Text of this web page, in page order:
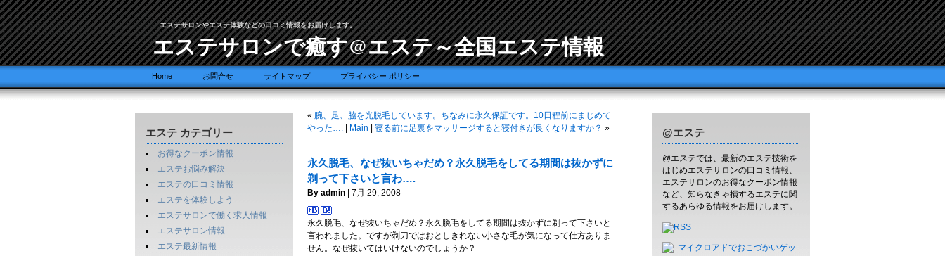
エステサロンやエステ体験などの口コミ情報をお届けします。
エステサロンで癒す@エステ～全国エステ情報
Home お問合せ サイトマップ プライバシー ポリシー
エステ カテゴリー
お得なクーポン情報
エステお悩み解決
エステの口コミ情報
エステを体験しよう
エステサロンで働く求人情報
エステサロン情報
エステ最新情報
@エステ
@エステでは、最新のエステ技術を
はじめエステサロンの口コミ情報、
エステサロンのお得なクーポン情報
など、知らなきゃ損するエステに関
するあらゆる情報をお届けします。
« 腕、足、脇を光脱毛しています。ちなみに永久保証です。10日程前にまじめて
やった….
Main 寝る前に足裏をマッサージすると寝付きが良くなりますか？ »
永久脱毛、なぜ抜いちゃだめ？永久脱毛をしてる期間は抜かずに
剃って下さいと言わ….
By admin | 7月 29, 2008
永久脱毛、なぜ抜いちゃだめ？永久脱毛をしてる期間は抜かずに剃って下さいと
言われました。ですが剃刀ではおとしきれない小さな毛が気になって仕方ありま
せん。なぜ抜いてはいけないのでしょうか？